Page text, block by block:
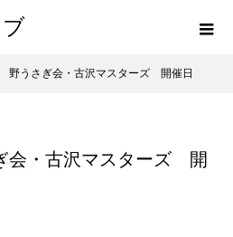
野うさぎ会・古沢マスターズ 開催日
・古沢マスターズ 開